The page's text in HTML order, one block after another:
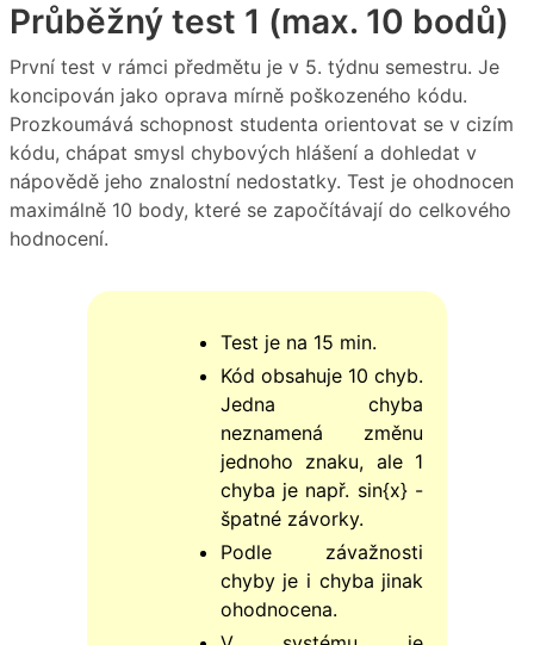
Průběžný test 1 (max. 10 bodů)
První test v rámci předmětu je v 5. týdnu semestru. Je
koncipován jako oprava mírně poškozeného kódu.
Prozkoumává schopnost studenta orientovat se v cizím
kódu, chápat smysl chybových hlášení a dohledat v
nápovědě jeho znalostní nedostatky. Test je ohodnocen
maximálně 10 body, které se započítávají do celkového
hodnocení.
Test je na 15 min.
Kód obsahuje 10 chyb.
Jedna chyba
neznamená změnu
jednoho znaku, ale 1
chyba je např. sin{x} -
špatné závorky.
Podle závažnosti
chyby je i chyba jinak
ohodnocena.